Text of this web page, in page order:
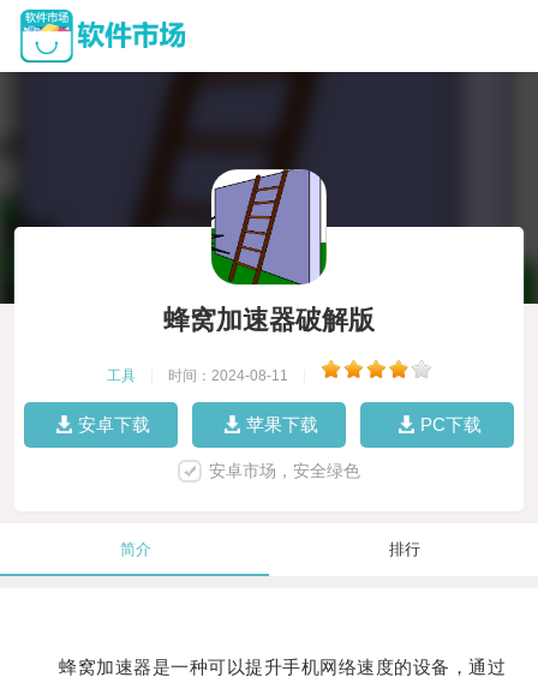
蜂窝加速器破解版
工具 时间：2024-08-11
安卓下载 苹果下载 PC下载
安卓市场，安全绿色
简介 排行
蜂窝加速器是一种可以提升手机网络速度的设备，通过